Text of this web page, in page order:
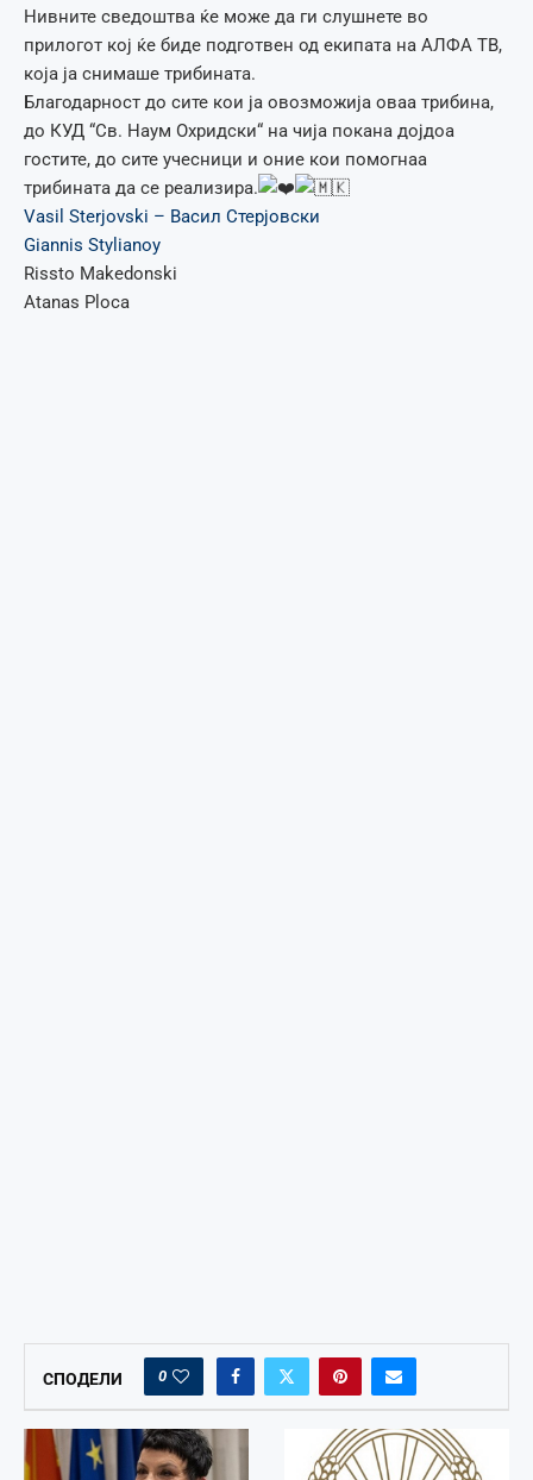
Нивните сведоштва ќе може да ги слушнете во
прилогот кој ќе биде подготвен од екипата на АЛФА ТВ,
која ја снимаше трибината.
Благодарност до сите кои ја овозможија оваа трибина,
до КУД “Св. Наум Охридски“ на чија покана дојдоа
гостите, до сите учесници и оние кои помогнаа
трибината да се реализира.
Vasil Sterjovski – Васил Стерјовски
Giannis Stylianoy
Rissto Makedonski
Atanas Ploca
СПОДЕЛИ 0